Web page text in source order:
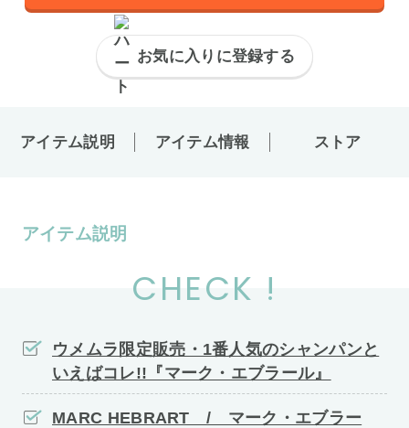
お気に入りに登録する
アイテム説明 アイテム情報 ストア
アイテム説明
CHECK !
ウメムラ限定販売・1番人気のシャンパンと
いえばコレ!!『マーク・エブラール』
MARC HEBRART / マーク・エブラー